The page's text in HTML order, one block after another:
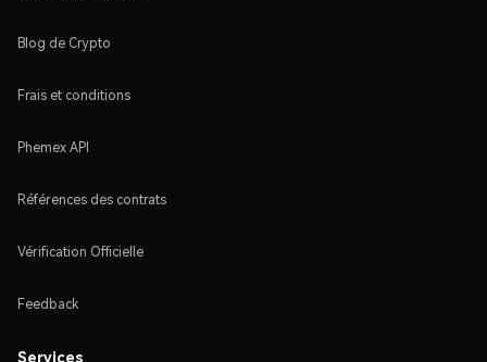
Blog de Crypto
Frais et conditions
Phemex API
Références des contrats
Vérification Officielle
Feedback
Services